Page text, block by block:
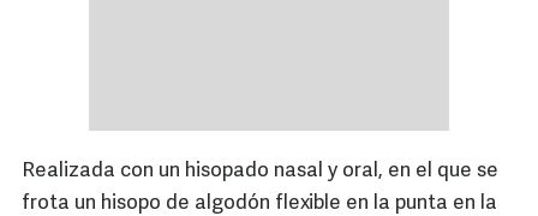
Realizada con un hisopado nasal y oral, en el que se
frota un hisopo de algodón flexible en la punta en la